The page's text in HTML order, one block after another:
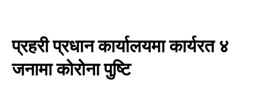
प्रहरी प्रधान कार्यालयमा कार्यरत ४
जनामा कोरोना पुष्टि